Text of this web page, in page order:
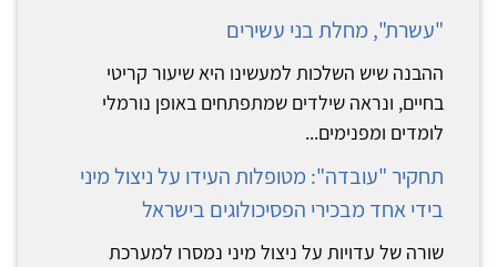
"עשרת", מחלת בני עשירים
ההבנה שיש השלכות למעשינו היא שיעור קריטי
בחיים, ונראה שילדים שמתפתחים באופן נורמלי
לומדים ומפנימים...
תחקיר "עובדה": מטופלות העידו על ניצול מיני
בידי אחד מבכירי הפסיכולוגים בישראל
שורה של עדויות על ניצול מיני נמסרו למערכת